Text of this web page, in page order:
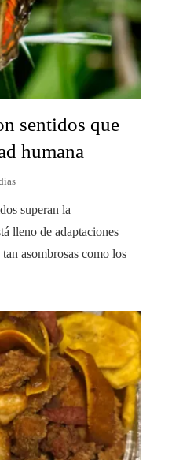
sentidos que
humana
superan la
lleno de adaptaciones
asombrosas como los